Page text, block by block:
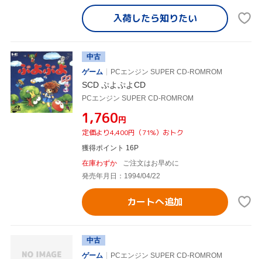
入荷したら知りたい
中古
ゲーム
PCエンジン SUPER CD-ROMROM
SCD ぷよぷよCD
PCエンジン SUPER CD-ROMROM
¥1,760円
定価より4,400円（71%）おトク
獲得ポイント 16P
在庫わずか
ご注文はお早めに
発売年月日：1994/04/22
カートへ追加
中古
ゲーム
PCエンジン SUPER CD-ROMROM